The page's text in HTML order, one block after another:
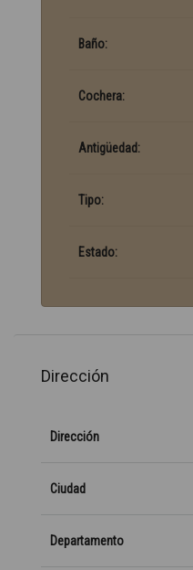
Baño:
Cochera:
Antigüedad:
Tipo:
Estado:
Dirección
Dirección
Ciudad
Departamento